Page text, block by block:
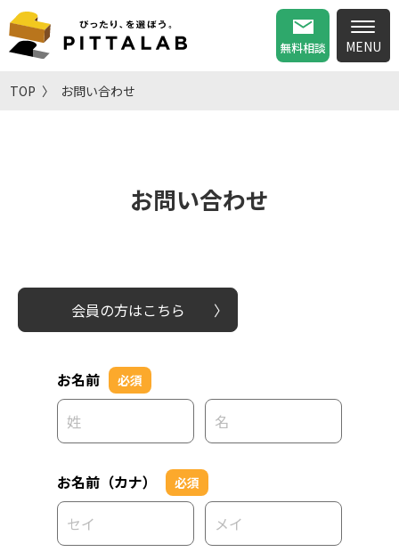
無料相談
TOP お問い合わせ
お問い合わせ
会員の方はこちら
お名前 必須
お名前（カナ） 必須